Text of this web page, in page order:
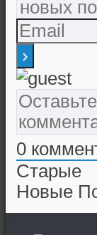
0
Старые
Новые